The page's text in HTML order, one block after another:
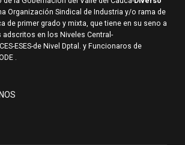
Organización Sindical de Industria y/o rama de
de primer grado y mixta, que tiene en su seno a
adscritos en los Niveles Central-
ESES-de Nivel Dptal. y Funcionaros de
.